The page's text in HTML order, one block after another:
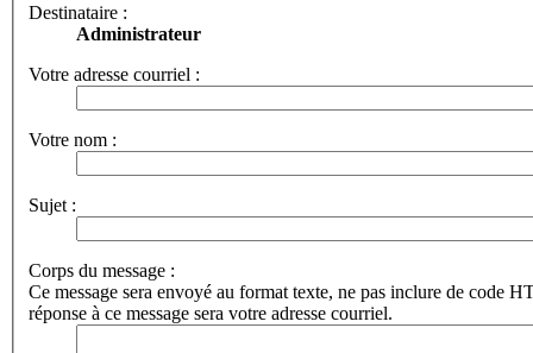
Destinataire :
Administrateur
Votre adresse courriel :
Votre nom :
Sujet :
Corps du message :
Ce message sera envoyé au format texte, ne pas inclure de code
réponse à ce message sera votre adresse courriel.